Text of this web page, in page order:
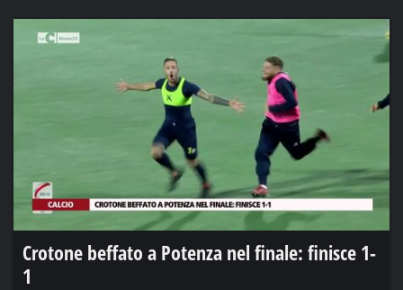
Crotone beffato a Potenza nel finale: finisce 1-
1